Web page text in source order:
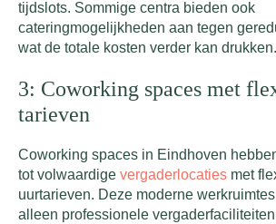
tijdslots. Sommige centra bieden ook
cateringmogelijkheden aan tegen
wat de totale kosten verder kan drukken.
3: Coworking spaces met
tarieven
Coworking spaces in Eindhoven
tot volwaardige vergaderlocaties met
uurtarieven. Deze moderne
alleen professionele